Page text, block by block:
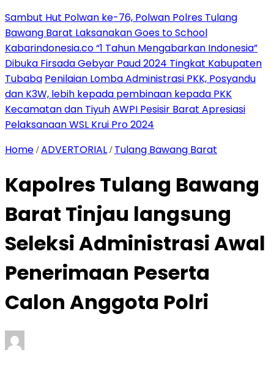
Sambut Hut Polwan ke-76, Polwan Polres Tulang
Bawang Barat Laksanakan Goes to School
Kabarindonesia.co “1 Tahun Mengabarkan Indonesia”
Dibuka Firsada Gebyar Paud 2024 Tingkat Kabupaten
Tubaba Penilaian Lomba Administrasi PKK, Posyandu
dan K3W, lebih kepada pembinaan kepada PKK
Kecamatan dan TiyuhAWPI Pesisir Barat Apresiasi
Pelaksanaan WSL Krui Pro 2024
Home /ADVERTORIAL / Tulang Bawang Barat
Kapolres Tulang Bawang
Barat Tinjau langsung
Seleksi Administrasi Awal
Penerimaan Peserta
Calon Anggota Polri